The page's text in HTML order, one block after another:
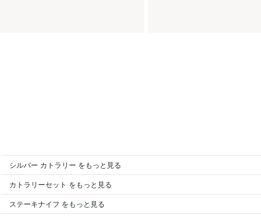
シルバー カトラリー をもっと見る
カトラリーセット をもっと見る
ステーキナイフ をもっと見る